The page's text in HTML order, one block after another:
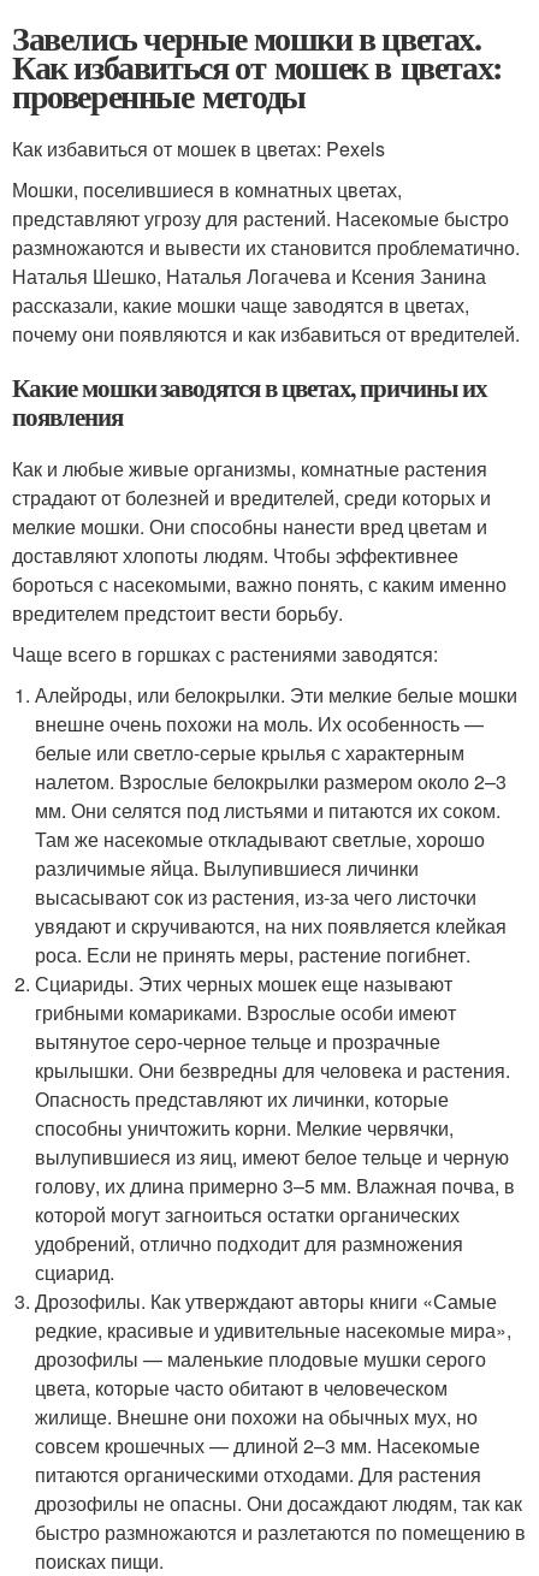
Завелись черные мошки в цветах.
Как избавиться от мошек в цветах:
проверенные методы
Как избавиться от мошек в цветах: Pexels
Мошки, поселившиеся в комнатных цветах,
представляют угрозу для растений. Насекомые быстро
размножаются и вывести их становится проблематично.
Наталья Шешко, Наталья Логачева и Ксения Занина
рассказали, какие мошки чаще заводятся в цветах,
почему они появляются и как избавиться от вредителей.
Какие мошки заводятся в цветах, причины их
появления
Как и любые живые организмы, комнатные растения
страдают от болезней и вредителей, среди которых и
мелкие мошки. Они способны нанести вред цветам и
доставляют хлопоты людям. Чтобы эффективнее
бороться с насекомыми, важно понять, с каким именно
вредителем предстоит вести борьбу.
Чаще всего в горшках с растениями заводятся:
Алейроды, или белокрылки. Эти мелкие белые мошки
внешне очень похожи на моль. Их особенность —
белые или светло-серые крылья с характерным
налетом. Взрослые белокрылки размером около 2–3
мм. Они селятся под листьями и питаются их соком.
Там же насекомые откладывают светлые, хорошо
различимые яйца. Вылупившиеся личинки
высасывают сок из растения, из-за чего листочки
увядают и скручиваются, на них появляется клейкая
роса. Если не принять меры, растение погибнет.
Сциариды. Этих черных мошек еще называют
грибными комариками. Взрослые особи имеют
вытянутое серо-черное тельце и прозрачные
крылышки. Они безвредны для человека и растения.
Опасность представляют их личинки, которые
способны уничтожить корни. Мелкие червячки,
вылупившиеся из яиц, имеют белое тельце и черную
голову, их длина примерно 3–5 мм. Влажная почва, в
которой могут загноиться остатки органических
удобрений, отлично подходит для размножения
сциарид.
Дрозофилы. Как утверждают авторы книги «Самые
редкие, красивые и удивительные насекомые мира»,
дрозофилы — маленькие плодовые мушки серого
цвета, которые часто обитают в человеческом
жилище. Внешне они похожи на обычных мух, но
совсем крошечных — длиной 2–3 мм. Насекомые
питаются органическими отходами. Для растения
дрозофилы не опасны. Они досаждают людям, так как
быстро размножаются и разлетаются по помещению в
поисках пищи.